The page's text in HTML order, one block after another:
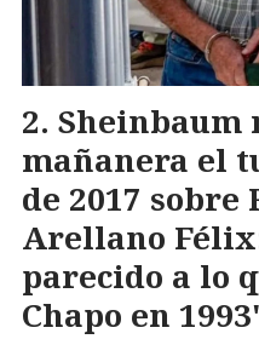
Sheinbaum
mañanera el
de 2017 sobre
Arellano
parecido a lo
Chapo en